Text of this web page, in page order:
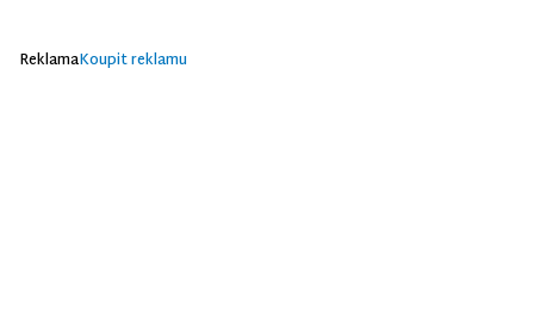
ReklamaKoupit reklamu